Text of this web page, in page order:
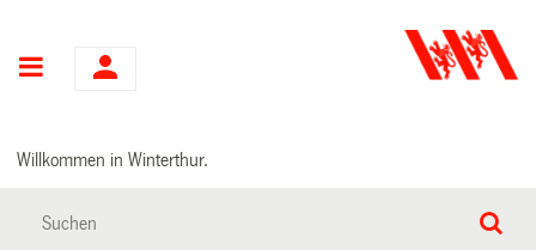
Hauptnavigation
Willkommen in Winterthur.